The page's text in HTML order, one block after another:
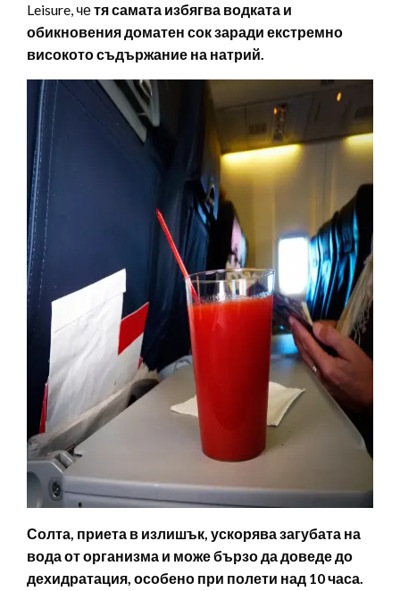
Leisure, четя самата избягва водката и
обикновения доматен сок заради екстремно
високото съдържание на натрий.
Солта, приета в излишък, ускорява загубата на
вода от организма и може бързо да доведе до
дехидратация, особено при полети над 10 часа.